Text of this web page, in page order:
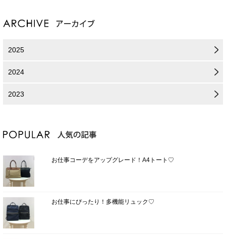
2025
2024
2023
お仕事コーデをアップグレード！A4トート♡
お仕事にぴったり！多機能リュック♡